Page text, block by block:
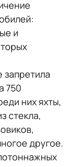
и
750
них яхты,
стекла,
другое.